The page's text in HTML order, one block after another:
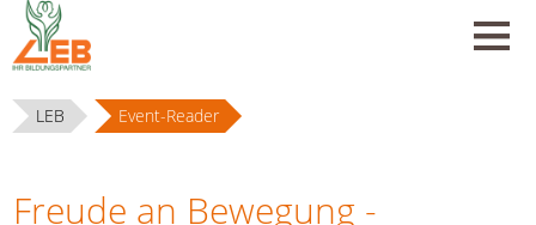
LEB Event-Reader
Freude an Bewegung -